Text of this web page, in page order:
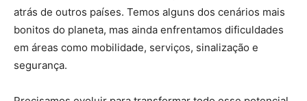
atrás de outros países. Temos alguns dos cenários mais
bonitos do planeta, mas ainda enfrentamos dificuldades
em áreas como mobilidade, serviços, sinalização e
segurança.